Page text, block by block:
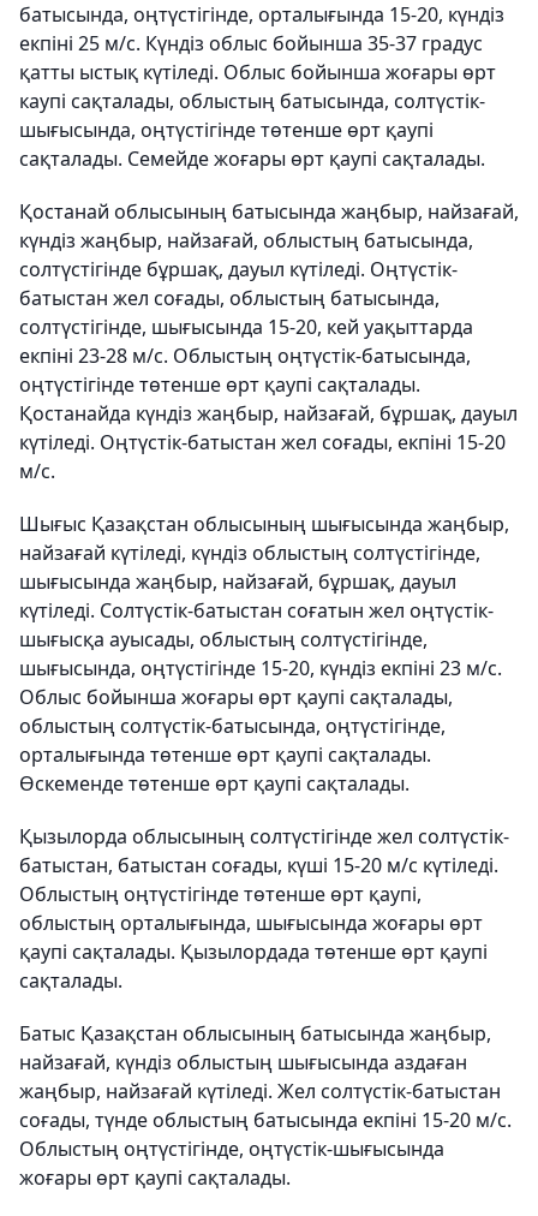
батысында, оңтүстігінде, орталығында 15-20, күндіз
екпіні 25 м/с. Күндіз облыс бойынша 35-37 градус
қатты ыстық күтіледі. Облыс бойынша жоғары өрт
каупі сақталады, облыстың батысында, солтүстік-
шығысында, оңтүстігінде төтенше өрт қаупі
сақталады. Семейде жоғары өрт қаупі сақталады.
Қостанай облысының батысында жаңбыр, найзағай,
күндіз жаңбыр, найзағай, облыстың батысында,
солтүстігінде бұршақ, дауыл күтіледі. Оңтүстік-
батыстан жел соғады, облыстың батысында,
солтүстігінде, шығысында 15-20, кей уақыттарда
екпіні 23-28 м/с. Облыстың оңтүстік-батысында,
оңтүстігінде төтенше өрт қаупі сақталады.
Қостанайда күндіз жаңбыр, найзағай, бұршақ, дауыл
күтіледі. Оңтүстік-батыстан жел соғады, екпіні 15-20
м/с.
Шығыс Қазақстан облысының шығысында жаңбыр,
найзағай күтіледі, күндіз облыстың солтүстігінде,
шығысында жаңбыр, найзағай, бұршақ, дауыл
күтіледі. Солтүстік-батыстан соғатын жел оңтүстік-
шығысқа ауысады, облыстың солтүстігінде,
шығысында, оңтүстігінде 15-20, күндіз екпіні 23 м/с.
Облыс бойынша жоғары өрт қаупі сақталады,
облыстың солтүстік-батысында, оңтүстігінде,
орталығында төтенше өрт қаупі сақталады.
Өскеменде төтенше өрт қаупі сақталады.
Қызылорда облысының солтүстігінде жел солтүстік-
батыстан, батыстан соғады, күші 15-20 м/с күтіледі.
Облыстың оңтүстігінде төтенше өрт қаупі,
облыстың орталығында, шығысында жоғары өрт
қаупі сақталады. Қызылордада төтенше өрт қаупі
сақталады.
Батыс Қазақстан облысының батысында жаңбыр,
найзағай, күндіз облыстың шығысында аздаған
жаңбыр, найзағай күтіледі. Жел солтүстік-батыстан
соғады, түнде облыстың батысында екпіні 15-20 м/с.
Облыстың оңтүстігінде, оңтүстік-шығысында
жоғары өрт қаупі сақталады.